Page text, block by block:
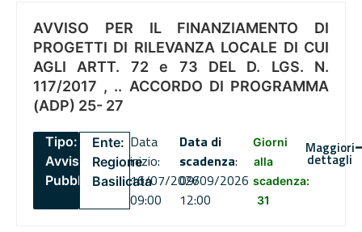
AVVISO PER IL FINANZIAMENTO DI
PROGETTI DI RILEVANZA LOCALE DI CUI
AGLI ARTT. 72 e 73 DEL D. LGS. N.
117/2017 , .. ACCORDO DI PROGRAMMA
(ADP) 25- 27
Tipo:
Avviso
Pubblico
Ente:
Regione
Basilicata
Data
inizio:
16/07/2026
09:00
Data di
scadenza:
09/09/2026
12:00
Giorni
alla
scadenza:
31
Maggiori
dettagli